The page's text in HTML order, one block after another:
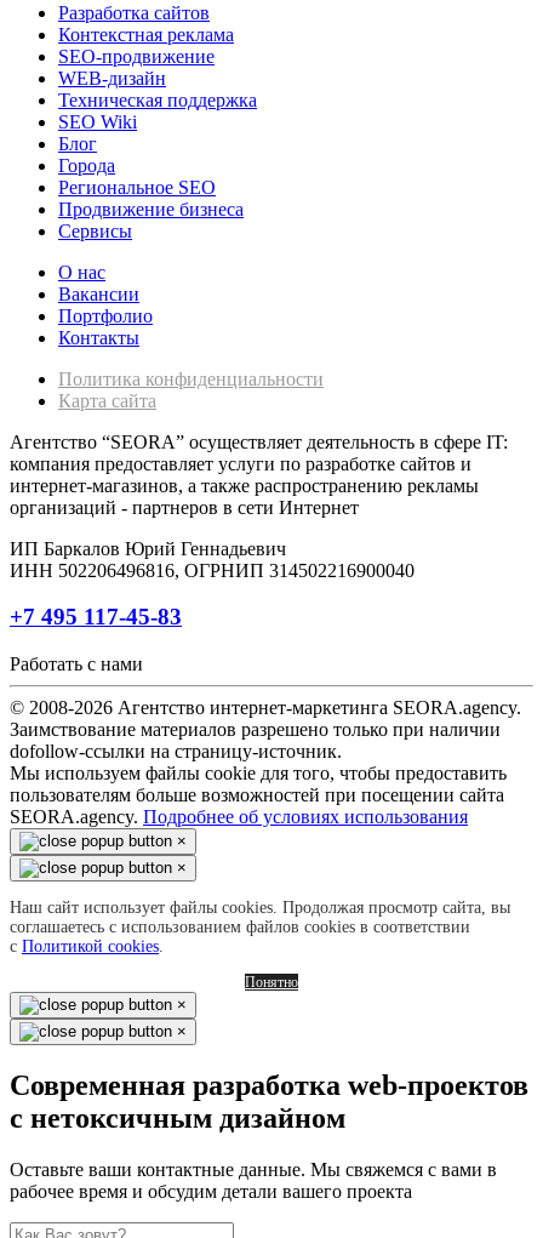
Разработка сайтов
Контекстная реклама
SEO-продвижение
WEB-дизайн
Техническая поддержка
SEO Wiki
Блог
Города
Региональное SEO
Продвижение бизнеса
Сервисы
О нас
Вакансии
Портфолио
Контакты
Политика конфиденциальности
Карта сайта
Агентство “SEORA” осуществляет деятельность в сфере IT:
компания предоставляет услуги по разработке сайтов и
интернет-магазинов, а также распространению рекламы
организаций - партнеров в сети Интернет
ИП Баркалов Юрий Геннадьевич
ИНН 502206496816, ОГРНИП 314502216900040
+7 495 117-45-83
Работать с нами
© 2008-2026 Агентство интернет-маркетинга SEORA.agency.
Заимствование материалов разрешено только при наличии
dofollow-ссылки на страницу-источник.
Мы используем файлы cookie для того, чтобы предоставить
пользователям больше возможностей при посещении сайта
SEORA.agency. Подробнее об условиях использования
×
×
Наш сайт использует файлы cookies. Продолжая просмотр сайта, вы
соглашаетесь с использованием файлов cookies в соответствии
с Политикой cookies.
Понятно
×
×
Современная разработка web-проектов
с нетоксичным дизайном
Оставьте ваши контактные данные. Мы свяжемся с вами в
рабочее время и обсудим детали вашего проекта